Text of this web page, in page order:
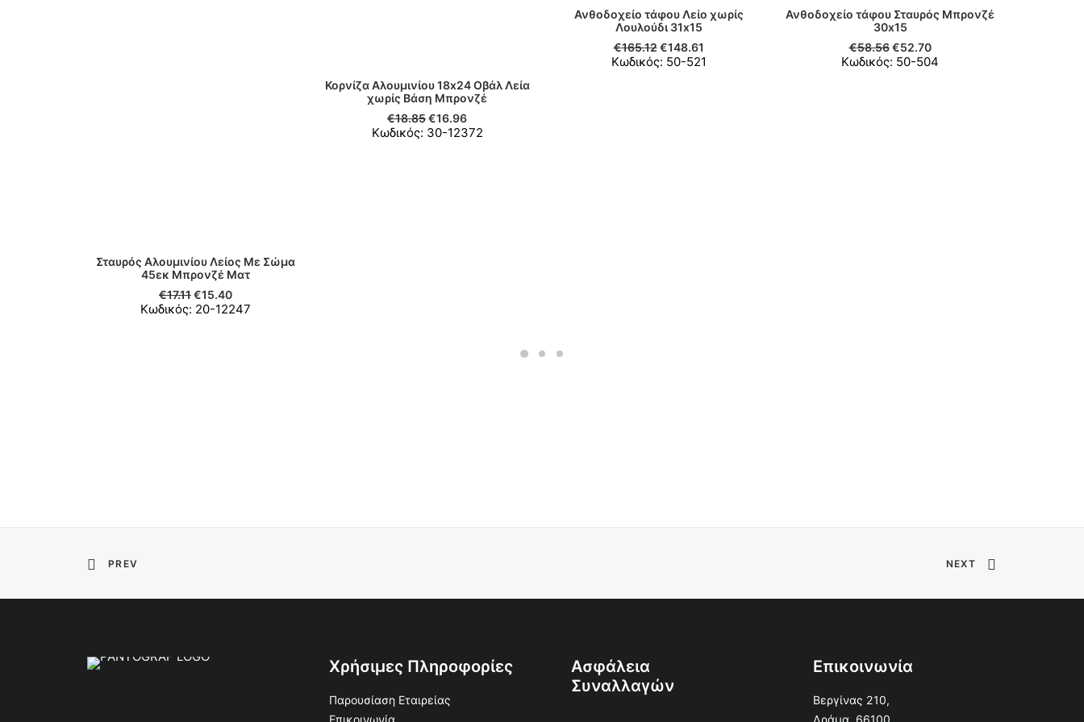
ΠΡΟΣΘΉΚΗ ΣΤΟ ΚΑΛΆΘΙ
Σταυρός Αλουμινίου Λείος Με Σώμα
45εκ Μπρονζέ Ματ
€17.11€15.40
Κωδικός: 20-12247
ΠΡΟΣΘΉΚΗ ΣΤΟ ΚΑΛΆΘΙ
Κορνίζα Αλουμινίου 18x24 Οβάλ Λεία
χωρίς Βάση Μπρονζέ
€18.85€16.96
Κωδικός: 30-12372
ΠΡΟΣΘΉΚΗ ΣΤΟ ΚΑΛΆΘΙ
Ανθοδοχείο τάφου Λείο χωρίς
Λουλούδι 31x15
€165.12 €148.61
Κωδικός: 50-521
ΠΡΟΣΘΉΚΗ ΣΤΟ ΚΑΛΆΘΙ
Ανθοδοχείο τάφου Σταυρός Μπρονζέ
30x15
€58.56 €52.70
Κωδικός: 50-504
PREV NEXT
Χρήσιμες Πληροφορίες
Παρουσίαση Εταιρείας
Επικοινωνία
Ασφάλεια
Συναλλαγών
Επικοινωνία
Βεργίνας 210,
Δράμα, 66100